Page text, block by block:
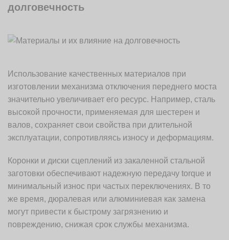
долговечность
Использование качественных материалов при
изготовлении механизма отключения переднего моста
значительно увеличивает его ресурс. Например, сталь
высокой прочности, применяемая для шестерен и
валов, сохраняет свои свойства при длительной
эксплуатации, сопротивляясь износу и деформациям.
Коронки и диски сцеплений из закаленной стальной
заготовки обеспечивают надежную передачу torque и
минимальный износ при частых переключениях. В то
же время, дюралевая или алюминиевая как замена
могут привести к быстрому загрязнению и
повреждению, снижая срок службы механизма.